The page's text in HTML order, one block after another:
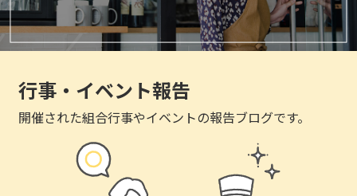
行事・イベント報告
開催された組合行事やイベントの報告ブログです。